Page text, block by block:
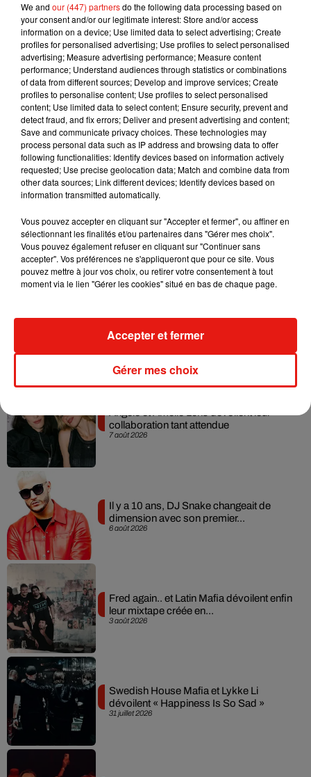
Télé Loisirs,les aventuriers de cette prochaine édition seront
répartis dans des équipes non déterminées par des chefs
d'équipe mais par... leur région d'origine. Ainsi, les candidats
venant du Sud affronteront ceux du Nord, du Grand Ouest et
du Grand Est de la France. Pour la première fois dans
l'histoire deKoh-lanta, il y aura donc au programme quatre
équipes.Pour rappel, pour la quatrième fois
consécutive,c’est aux îles Fidji que se déroulera cette
21ème édition deKoh-Lanta ,composée uniquement de
candidats anonymes. La dernière saisonKoh-Lanta : L’île
des hérosa réuni, en moyenne, 6,6 millions de
téléspectateurs, pour 26,1% de part d’audience.
Musique
7 août 2026
RÜFÜS DU SOL annonce un nouvel
album après sa tournée mondiale
7 août 2026
Angèle et Amélie Lens dévoilent leur
collaboration tant attendue
6 août 2026
Il y a 10 ans, DJ Snake changeait de
dimension avec son premier...
3 août 2026
Fred again.. et Latin Mafia dévoilent enfin
leur mixtape créée en...
31 juillet 2026
Swedish House Mafia et Lykke Li
dévoilent « Happiness Is So Sad »
We and our (447) partnersdo the following data processing based on
your consent and/or our legitimate interest: Store and/or access
information on a device; Use limited data to select advertising; Create
profiles for personalised advertising; Use profiles to select personalised
advertising; Measure advertising performance; Measure content
performance; Understand audiences through statistics or combinations
of data from different sources; Develop and improve services; Create
profiles to personalise content; Use profiles to select personalised
content; Use limited data to select content; Ensure security, prevent and
detect fraud, and fix errors; Deliver and present advertising and content;
Save and communicate privacy choices. These technologies may
process personal data such as IP address and browsing data to offer
following functionalities: Identify devices based on information actively
requested; Use precise geolocation data; Match and combine data from
other data sources; Link different devices; Identify devices based on
information transmitted automatically.
Vous pouvez accepter en cliquant sur "Accepter et fermer", ou affiner en
sélectionnant les finalités et/ou partenaires dans "Gérer mes choix".
Vous pouvez également refuser en cliquant sur "Continuer sans
accepter". Vos préférences ne s'appliqueront que pour ce site. Vous
pouvez mettre à jour vos choix, ou retirer votre consentement à tout
moment via le lien "Gérer les cookies" situé en bas de chaque page.
Gérer mes choix
Accepter et fermer